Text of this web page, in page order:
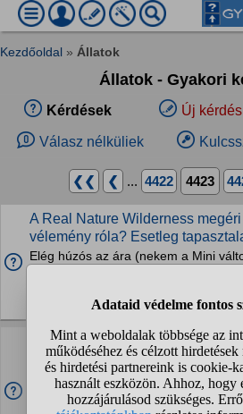
Kezdőoldal » Állatok
Állatok - Gyakori
Kérdések Új kérdés
Válasz nélküliek
❮❮ ❮ ... 4422 4423
A Real Nature Wilderness
vélemény róla? Esetleg
Elég húzós az ára (nekem a Mini
Milyen színű kutya kell kék
Ez csak kíváncsiságból kérdezem,
meg semmi ilyesmi, csak láttam
Francia buldogok jóval drágáb és
milyen szinű kutyát ? raknak a